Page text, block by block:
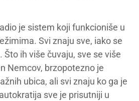
je sistem koji funkcioniše u
Svi znaju sve, iako se
ih više čuvaju, sve se više
Nemcov, brzopotezno je
ubica, ali svi znaju ko ga je
sve je prisutniji u